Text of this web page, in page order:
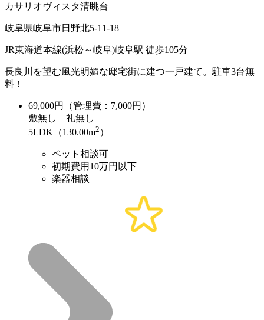
カサリオヴィスタ清眺台
岐阜県岐阜市日野北5-11-18
JR東海道本線(浜松～岐阜)岐阜駅 徒歩105分
長良川を望む風光明媚な邸宅街に建つ一戸建て。駐車3台無
料！
69,000円（管理費：7,000円）
敷無し 礼無し
5LDK（130.00m2 ）
ペット相談可
初期費用10万円以下
楽器相談